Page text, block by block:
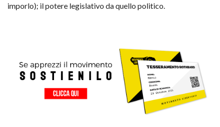
imporlo); il potere legislativo da quello politico.